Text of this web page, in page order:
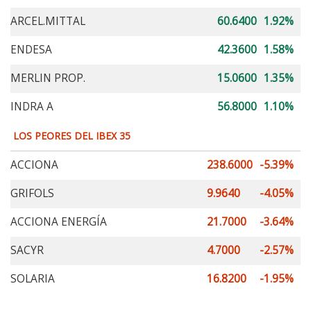
ARCEL.MITTAL
60.6400 1.92%
ENDESA
42.3600 1.58%
MERLIN PROP.
15.0600 1.35%
INDRA A
56.8000 1.10%
LOS PEORES DEL IBEX 35
ACCIONA 238.6000 -5.39%
GRIFOLS
9.9640
-4.05%
ACCIONA ENERGÍA
21.7000
-3.64%
SACYR
4.7000
-2.57%
SOLARIA
16.8200 -1.95%